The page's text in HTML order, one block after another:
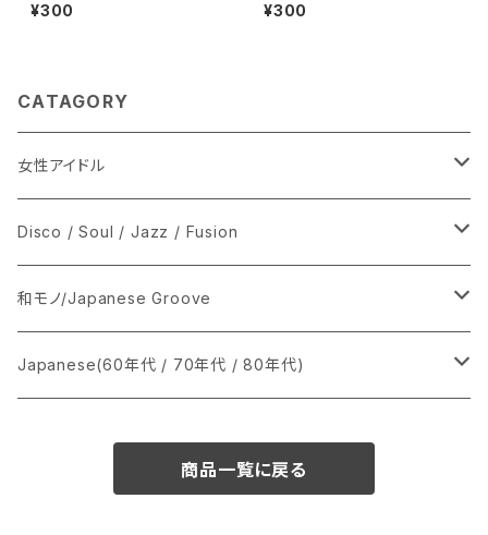
¥300 ¥300
CATAGORY
女性アイドル
シングル盤
あ行
か行
LP
CD
Disco / Soul / Jazz / Fusion
シングル盤
A
12インチ・シングル
和モノ/Japanese Groove
シングル盤
Japanese(60年代 / 70年代 / 80年代)
商品一覧に戻る